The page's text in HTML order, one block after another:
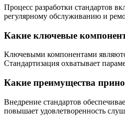
Процесс разработки стандартов
регулярному обслуживанию и
Какие ключевые
Ключевыми компонентами
Стандартизация охватывает
Какие преимущества
Внедрение стандартов
повышает удовлетворенность